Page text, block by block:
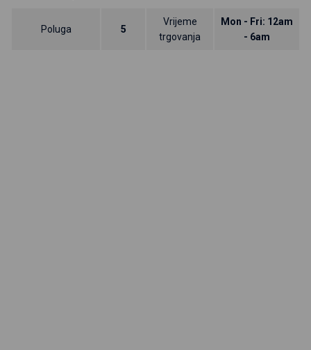
Poluga 5
Vrijeme
trgovanja
Mon - Fri: 12am
- 6am